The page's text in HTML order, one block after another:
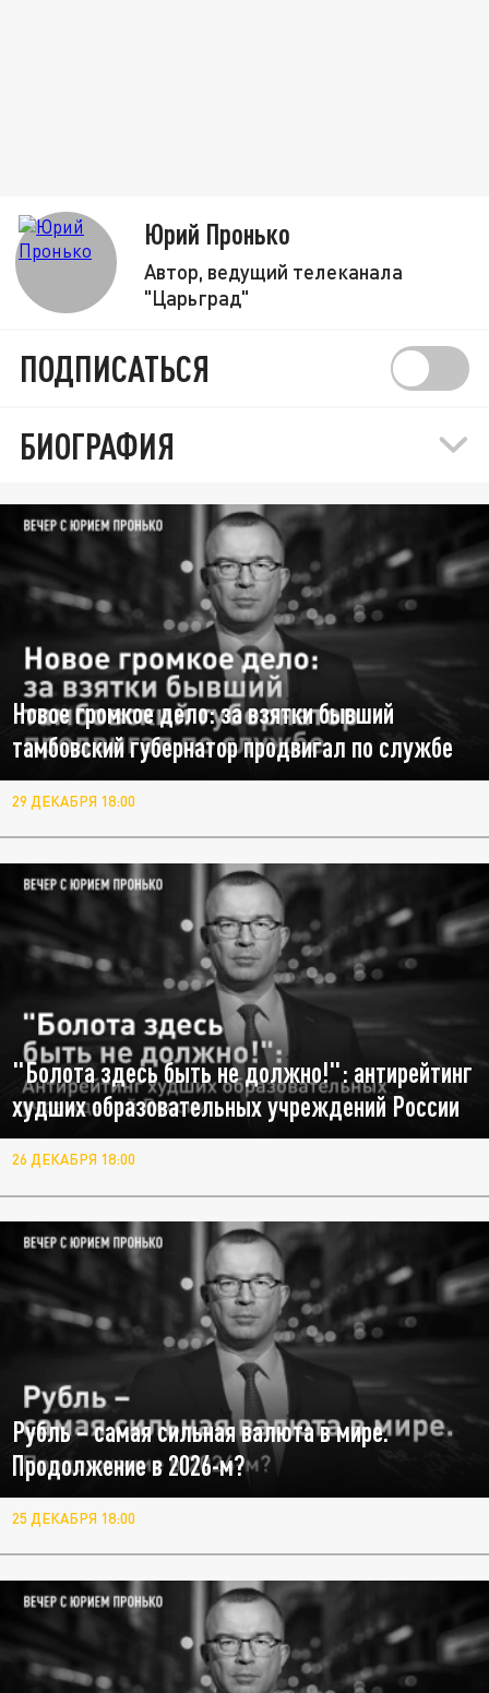
Юрий Пронько
Автор, ведущий телеканала
"Царьград"
ПОДПИСАТЬСЯ
БИОГРАФИЯ
Новое громкое дело: за взятки бывший
тамбовский губернатор продвигал по службе
29 ДЕКАБРЯ 18:00
"Болота здесь быть не должно!": антирейтинг
худших образовательных учреждений России
26 ДЕКАБРЯ 18:00
Рубль – самая сильная валюта в мире.
Продолжение в 2026-м?
25 ДЕКАБРЯ 18:00